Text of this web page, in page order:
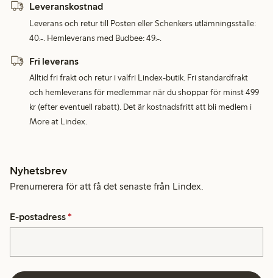
Leveranskostnad
Leverans och retur till Posten eller Schenkers utlämningsställe:
40:-. Hemleverans med Budbee: 49:-.
Fri leverans
Alltid fri frakt och retur i valfri Lindex-butik. Fri standardfrakt
och hemleverans för medlemmar när du shoppar för minst 499
kr (efter eventuell rabatt). Det är kostnadsfritt att bli medlem i
More at Lindex.
Nyhetsbrev
Prenumerera för att få det senaste från Lindex.
E-postadress *